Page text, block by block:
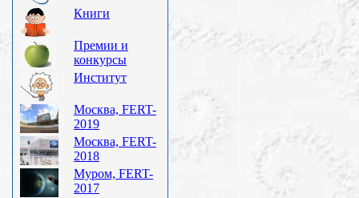
Книги
Премии и
конкурсы
Институт
Москва, FERT-
2019
Москва, FERT-
2018
Муром, FERT-
2017